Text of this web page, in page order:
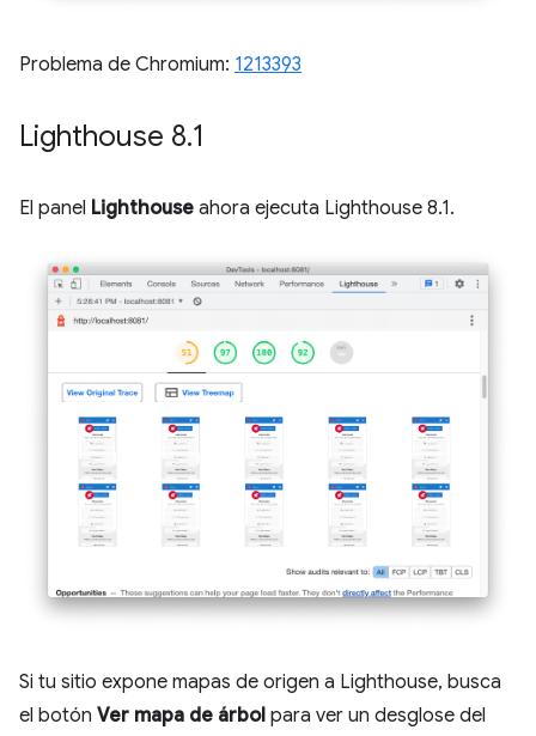
Problema de Chromium: 1213393
Lighthouse 8.1
El panel Lighthouse ahora ejecuta Lighthouse 8.1.
Si tu sitio expone mapas de origen a Lighthouse, busca
el botón Ver mapa de árbol para ver un desglose del